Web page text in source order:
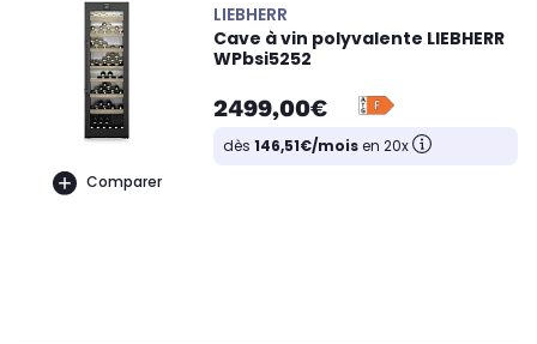
Comparer
LIEBHERR
Cave à vin polyvalente LIEBHERR
WPbsi5252
2499,00€
dès 146,51€/moisen 20x